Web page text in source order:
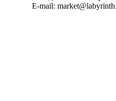
E-mail: